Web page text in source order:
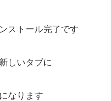
ストール完了です
しいタブに
なります